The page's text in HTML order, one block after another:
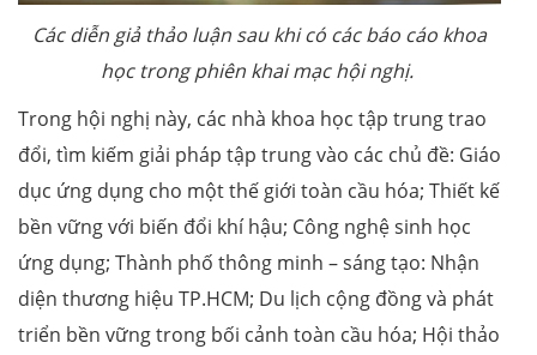
Các diễn giả thảo luận sau khi có các báo cáo khoa
học trong phiên khai mạc hội nghị.
Trong hội nghị này, các nhà khoa học tập trung trao
đổi, tìm kiếm giải pháp tập trung vào các chủ đề: Giáo
dục ứng dụng cho một thế giới toàn cầu hóa; Thiết kế
bền vững với biến đổi khí hậu; Công nghệ sinh học
ứng dụng; Thành phố thông minh – sáng tạo: Nhận
diện thương hiệu TP.HCM; Du lịch cộng đồng và phát
triển bền vững trong bối cảnh toàn cầu hóa; Hội thảo